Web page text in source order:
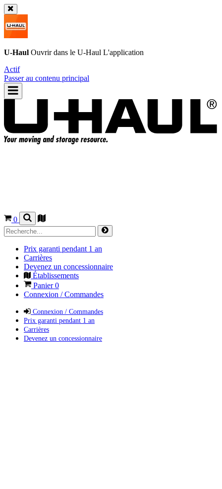
U-Haul Ouvrir dans le U-Haul L'application
Actif
Passer au contenu principal
0
Prix garanti pendant 1 an
Carrières
Devenez un concessionnaire
Établissements
Panier0
Connexion / Commandes
Connexion / Commandes
Prix garanti pendant 1 an
Carrières
Devenez un concessionnaire